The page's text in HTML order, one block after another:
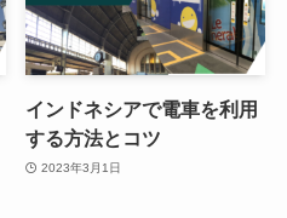
インドネシアで電車を利用
する方法とコツ
2023年3月1日